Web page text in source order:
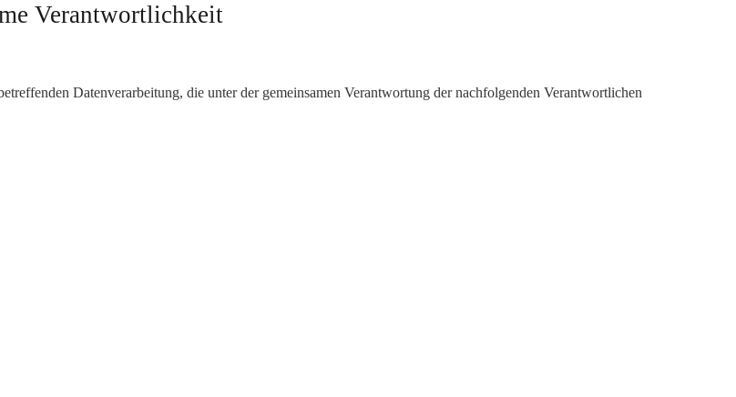
Verantwortlichkeit
Datenverarbeitung, die unter der gemeinsamen Verantwortung der nachfolgenden Verantwortlichen